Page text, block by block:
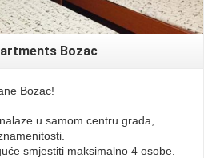
Bozac
Bozac!
u samom centru grada,
smjestiti maksimalno 4 osobe.